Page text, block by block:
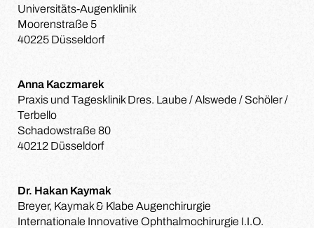
Universitäts-Augenklinik
Moorenstraße 5
40225 Düsseldorf
Anna Kaczmarek
Praxis und Tagesklinik Dres. Laube / Alswede / Schöler /
Terbello
Schadowstraße 80
40212 Düsseldorf
Dr. Hakan Kaymak
Breyer, Kaymak & Klabe Augenchirurgie
Internationale Innovative Ophthalmochirurgie I.I.O.